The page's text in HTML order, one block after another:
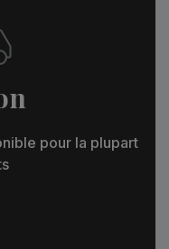
pour la plupart